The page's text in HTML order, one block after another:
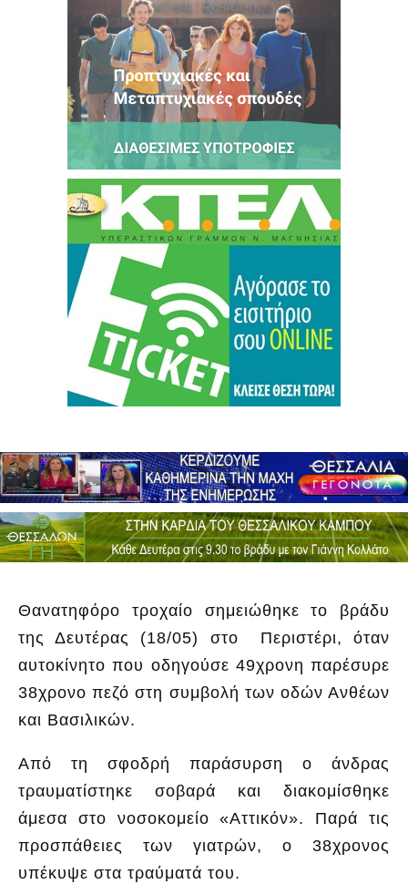
Θανατηφόρο τροχαίο σημειώθηκε το βράδυ
της Δευτέρας (18/05) στο Περιστέρι, όταν
αυτοκίνητο που οδηγούσε 49χρονη παρέσυρε
38χρονο πεζό στη συμβολή των οδών Ανθέων
και Βασιλικών.
Από τη σφοδρή παράσυρση ο άνδρας
τραυματίστηκε σοβαρά και διακομίσθηκε
άμεσα στο νοσοκομείο «Αττικόν». Παρά τις
προσπάθειες των γιατρών, ο 38χρονος
υπέκυψε στα τραύματά του.